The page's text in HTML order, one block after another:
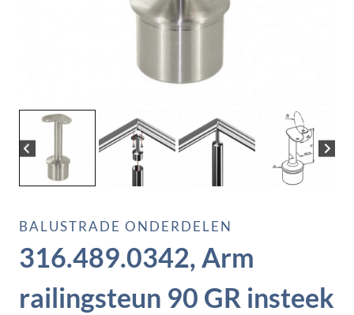
BALUSTRADE ONDERDELEN
316.489.0342, Arm
railingsteun 90 GR insteek